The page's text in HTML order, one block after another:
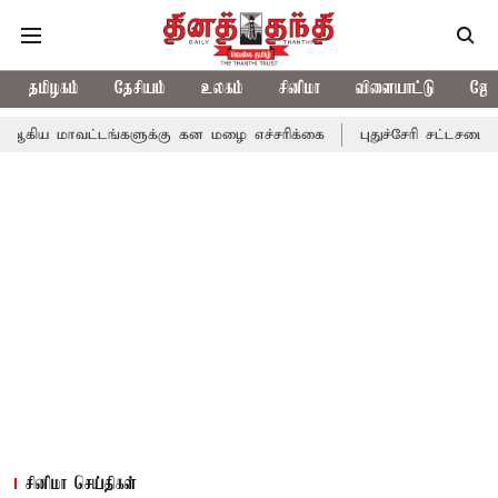
தமிழகம் தேசியம் உலகம் சினிமா விளையாட்டு
கன மழை எச்சரிக்கை புதுச்சேரி சட்டசபையில் வரும்
சினிமா செய்திகள்